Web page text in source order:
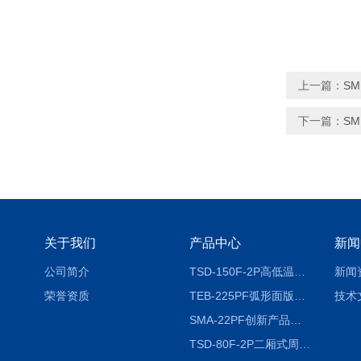
上一篇：
下一篇：
关于我们
公司简介
荣誉资质
产品中心 新
新闻
技术